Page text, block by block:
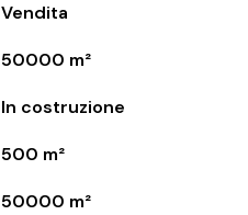
Vendita
50000 m²
In costruzione
500 m²
50000 m²